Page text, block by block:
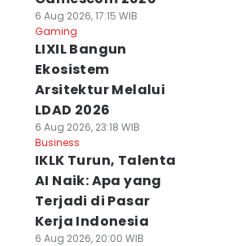
6 Aug 2026, 17:15 WIB
Gaming
LIXIL Bangun
Ekosistem
Arsitektur Melalui
LDAD 2026
6 Aug 2026, 23:18 WIB
Business
IKLK Turun, Talenta
AI Naik: Apa yang
Terjadi di Pasar
Kerja Indonesia
6 Aug 2026, 20:00 WIB